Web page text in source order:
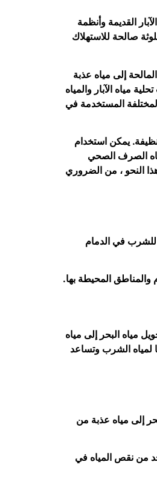
القديمة وأنظمة
صالحة للاستهلاك
إلى مياه عذبة
مياه الآبار والمياه
المختلفة المستخدمة في
يمكن استخدام
مياه الصرف الصحي
النحو ، من الضروري
للشرب في الدمام
والمناطق المحيطة بها.
مياه البحر إلى مياه
لمياه الشرب وتساعد
إلى مياه عذبة من
من نقص المياه في